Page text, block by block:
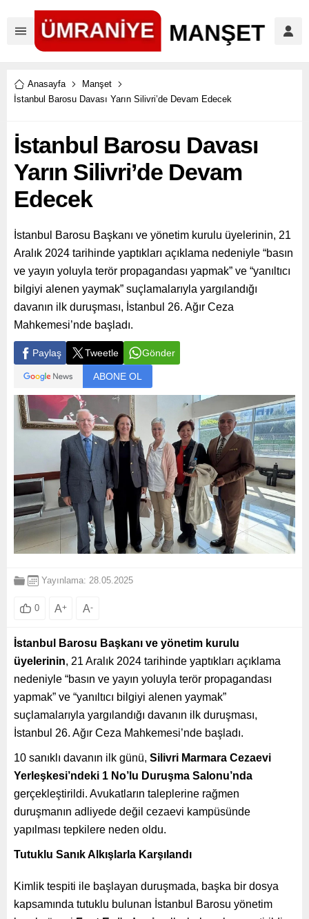
Anasayfa
Manşet
İstanbul Barosu Davası Yarın Silivri’de Devam Edecek
İstanbul Barosu Davası
Yarın Silivri’de Devam
Edecek
İstanbul Barosu Başkanı ve yönetim kurulu üyelerinin, 21
Aralık 2024 tarihinde yaptıkları açıklama nedeniyle “basın
ve yayın yoluyla terör propagandası yapmak” ve “yanıltıcı
bilgiyi alenen yaymak” suçlamalarıyla yargılandığı
davanın ilk duruşması, İstanbul 26. Ağır Ceza
Mahkemesi’nde başladı.
Paylaş Tweetle Gönder
ABONE OL
Yayınlama: 28.05.2025
0 A+ A-
İstanbul Barosu Başkanı ve yönetim kurulu
üyelerinin, 21 Aralık 2024 tarihinde yaptıkları açıklama
nedeniyle “basın ve yayın yoluyla terör propagandası
yapmak” ve “yanıltıcı bilgiyi alenen yaymak”
suçlamalarıyla yargılandığı davanın ilk duruşması,
İstanbul 26. Ağır Ceza Mahkemesi’nde başladı.
10 sanıklı davanın ilk günü, Silivri Marmara Cezaevi
Yerleşkesi’ndeki 1 No’lu Duruşma Salonu’nda
gerçekleştirildi. Avukatların taleplerine rağmen
duruşmanın adliyede değil cezaevi kampüsünde
yapılması tepkilere neden oldu.
Tutuklu Sanık Alkışlarla Karşılandı
Kimlik tespiti ile başlayan duruşmada, başka bir dosya
kapsamında tutuklu bulunan İstanbul Barosu yönetim